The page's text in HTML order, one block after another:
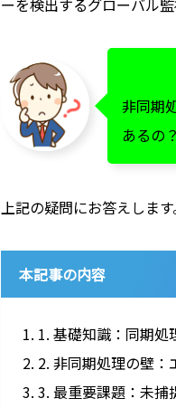
ーを検出するグローバル
非同期
あるの？
上記の疑問にお答えします
本記事の内容
1. 1. 基礎知識：同期
2. 2. 非同期処理の壁：
3. 3. 最重要課題：未